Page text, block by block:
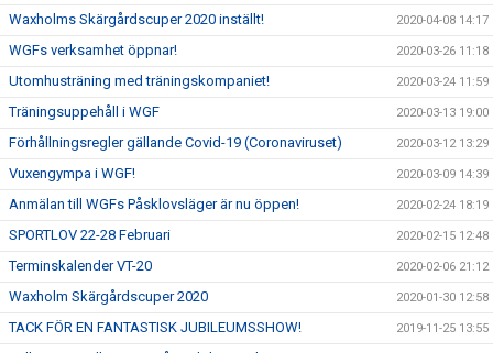
Waxholms Skärgårdscuper 2020 inställt! 2020-04-08 14:17
WGFs verksamhet öppnar! 2020-03-26 11:18
Utomhusträning med träningskompaniet! 2020-03-24 11:59
Träningsuppehåll i WGF 2020-03-13 19:00
Förhållningsregler gällande Covid-19 (Coronaviruset) 2020-03-12 13:29
Vuxengympa i WGF! 2020-03-09 14:39
Anmälan till WGFs Påsklovsläger är nu öppen! 2020-02-24 18:19
SPORTLOV 22-28 Februari 2020-02-15 12:48
Terminskalender VT-20 2020-02-06 21:12
Waxholm Skärgårdscuper 2020 2020-01-30 12:58
TACK FÖR EN FANTASTISK JUBILEUMSSHOW! 2019-11-25 13:55